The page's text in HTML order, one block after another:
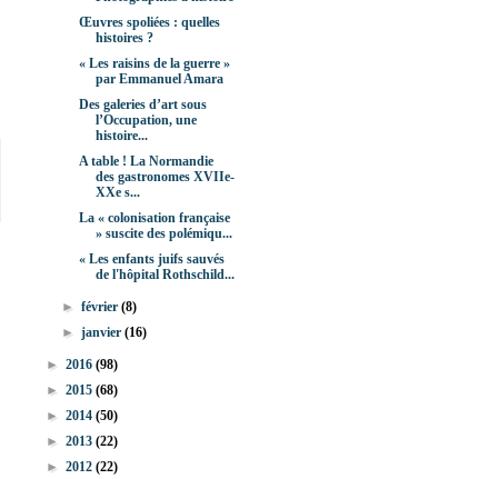
Œuvres spoliées : quelles
histoires ?
« Les raisins de la guerre »
par Emmanuel Amara
Des galeries d’art sous
l’Occupation, une
histoire...
A table ! La Normandie
des gastronomes XVIIe-
XXe s...
La « colonisation française
» suscite des polémiqu...
« Les enfants juifs sauvés
de l'hôpital Rothschild...
►février(8)
►janvier(16)
► 2016 (98)
► 2015 (68)
► 2014 (50)
► 2013 (22)
► 2012 (22)